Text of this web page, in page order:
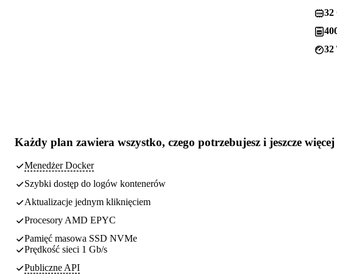
32
32
Każdy plan zawiera wszystko, czego potrzebujesz i jeszcze więcej
Menedżer Docker
Szybki dostęp do logów kontenerów
Aktualizacje jednym kliknięciem
Procesory AMD EPYC
Pamięć masowa SSD NVMe
Prędkość sieci 1 Gb/s
Publiczne API